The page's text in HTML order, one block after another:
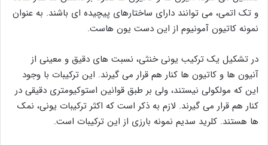
و تک اتمی، می توانند دارای ساختارهای پیچیده ای باشند. به عنوان
نمونه کاتیون آمونیوم از این دست یون هاست.
در تشکیل یک ترکیب یونی خنثی، نسبت های دقیق و معینی از
آنیون ها و کاتیون ها کنار هم قرار می گیرند. این ترکیبات با وجود
این که مولکولی نیستند، ولی بر طبق قوانین استوکیومتری دقیقی در
کنار هم قرار می گیرند. لازم به ذکر است که اکثر ترکیبات یونی، نمک
ها هستند. کلرید سدیم نمونه بارزی از این ترکیبات است.